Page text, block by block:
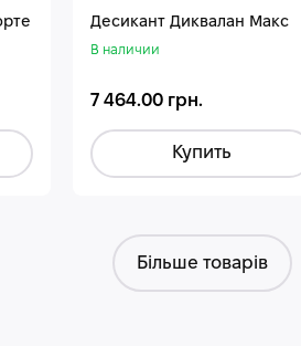
Десикант Диквалан Макс
В наличии
7 464.00 грн.
Купить
Більше товарів